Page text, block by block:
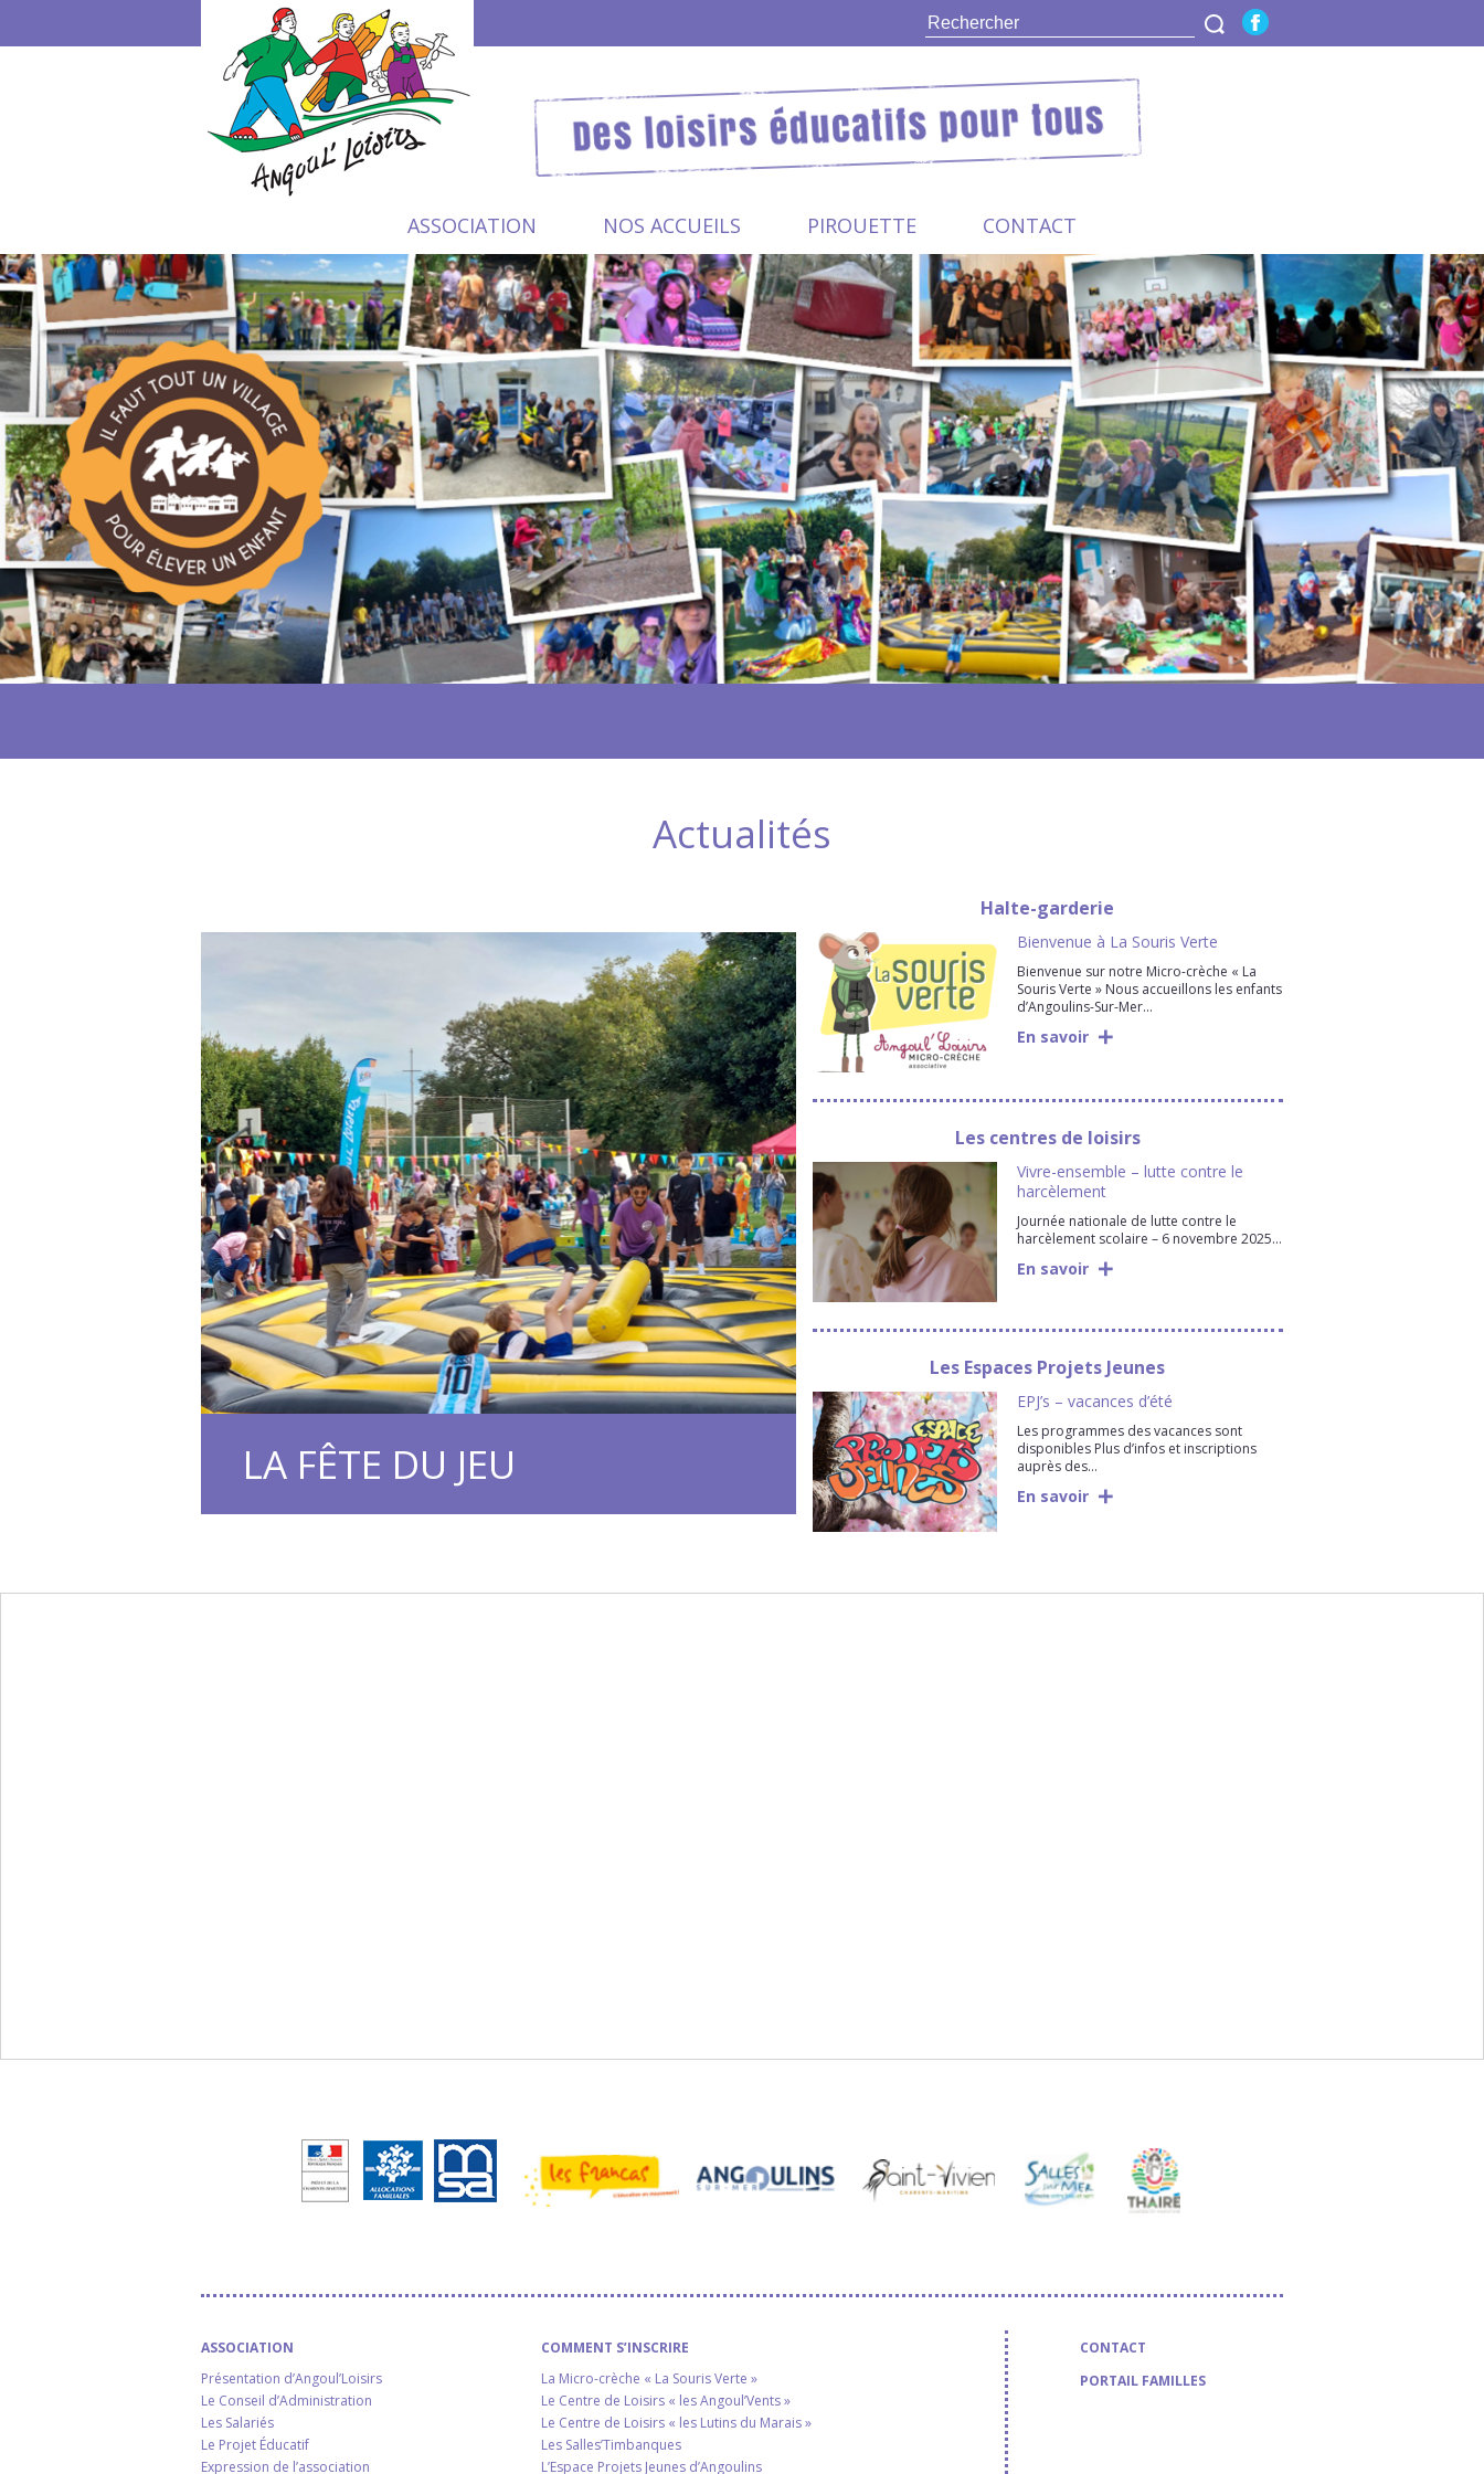
ASSOCIATION NOS ACCUEILS PIROUETTE CONTACT
Actualités
LA FÊTE DU JEU
Halte-garderie
Bienvenue à La Souris Verte
Bienvenue sur notre Micro-crèche « La
Souris Verte » Nous accueillons les enfants
d’Angoulins-Sur-Mer…
En savoir
Les centres de loisirs
Vivre-ensemble – lutte contre le
harcèlement
Journée nationale de lutte contre le
harcèlement scolaire – 6 novembre 2025…
En savoir
Les Espaces Projets Jeunes
EPJ’s – vacances d’été
Les programmes des vacances sont
disponibles Plus d’infos et inscriptions
auprès des…
En savoir
ASSOCIATION
Présentation d’Angoul’Loisirs
Le Conseil d’Administration
Les Salariés
Le Projet Éducatif
Expression de l’association
COMMENT S’INSCRIRE
La Micro-crèche « La Souris Verte »
Le Centre de Loisirs « les Angoul’Vents »
Le Centre de Loisirs « les Lutins du Marais »
Les Salles’Timbanques
L’Espace Projets Jeunes d’Angoulins
CONTACT
PORTAIL FAMILLES